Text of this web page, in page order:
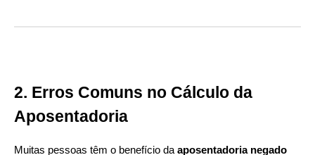
2. Erros Comuns no Cálculo da
Aposentadoria
Muitas pessoas têm o benefício da aposentadoria negado